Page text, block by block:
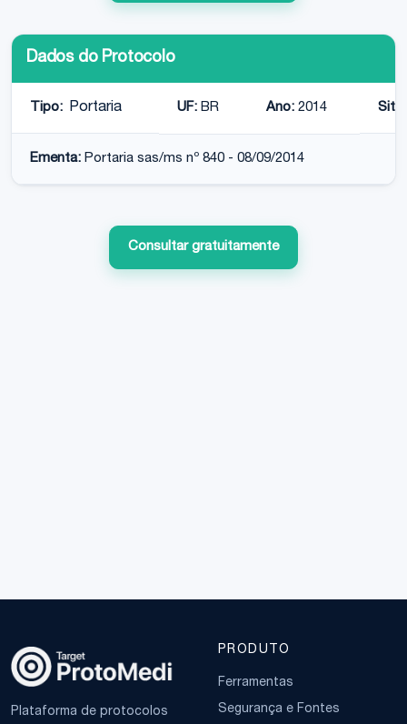
Dados do Protocolo
Tipo: Portaria UF: BR Ano: 2014
Ementa: Portaria sas/ms nº 840 - 08/09/2014
Consultar gratuitamente
Plataforma de protocolos
PRODUTO
Ferramentas
Segurança e Fontes